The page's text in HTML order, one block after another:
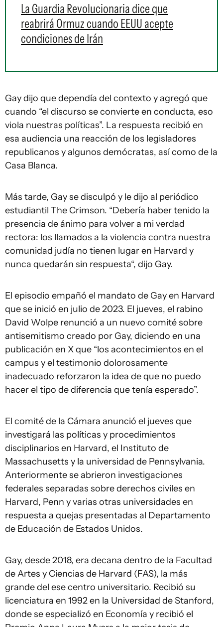
La Guardia Revolucionaria dice que
reabrirá Ormuz cuando EEUU acepte
condiciones de Irán
Gay dijo que dependía del contexto y agregó que
cuando “el discurso se convierte en conducta, eso
viola nuestras políticas”. La respuesta recibió en
esa audiencia una reacción de los legisladores
republicanos y algunos demócratas, así como de la
Casa Blanca.
Más tarde, Gay se disculpó y le dijo al periódico
estudiantil The Crimson. “Debería haber tenido la
presencia de ánimo para volver a mi verdad
rectora: los llamados a la violencia contra nuestra
comunidad judía no tienen lugar en Harvard y
nunca quedarán sin respuesta“, dijo Gay.
El episodio empañó el mandato de Gay en Harvard
que se inició en julio de 2023. El jueves, el rabino
David Wolpe renunció a un nuevo comité sobre
antisemitismo creado por Gay, diciendo en una
publicación en X que “los acontecimientos en el
campus y el testimonio dolorosamente
inadecuado reforzaron la idea de que no puedo
hacer el tipo de diferencia que tenía esperado”.
El comité de la Cámara anunció el jueves que
investigará las políticas y procedimientos
disciplinarios en Harvard, el Instituto de
Massachusetts y la universidad de Pennsylvania.
Anteriormente se abrieron investigaciones
federales separadas sobre derechos civiles en
Harvard, Penn y varias otras universidades en
respuesta a quejas presentadas al Departamento
de Educación de Estados Unidos.
Gay, desde 2018, era decana dentro de la Facultad
de Artes y Ciencias de Harvard (FAS), la más
grande del ese centro universitario. Recibió su
licenciatura en 1992 en la Universidad de Stanford,
donde se especializó en Economía y recibió el